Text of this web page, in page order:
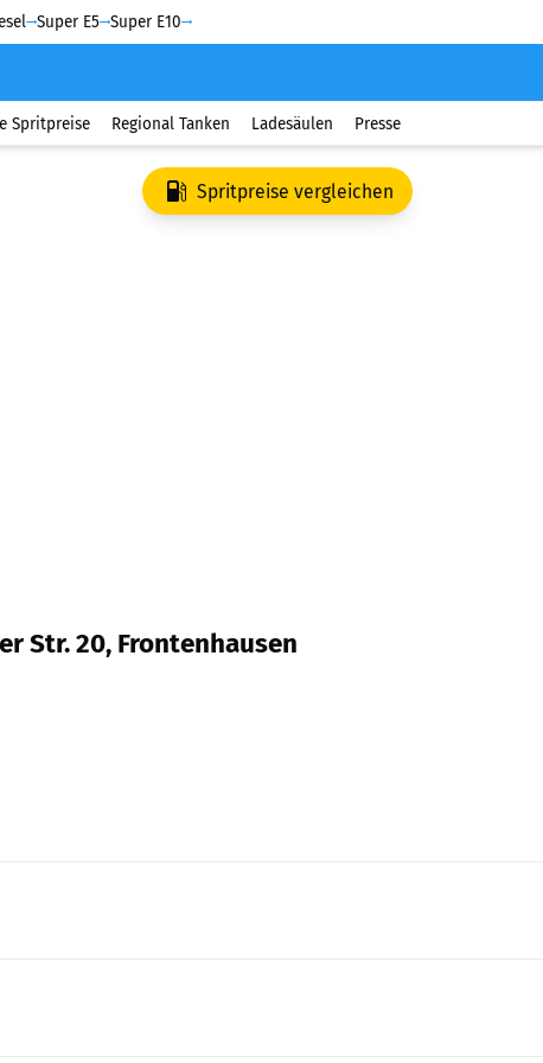
Super E5 Super E10
Spritpreise Regional Tanken Ladesäulen Presse
Spritpreise vergleichen
Str. 20, Frontenhausen